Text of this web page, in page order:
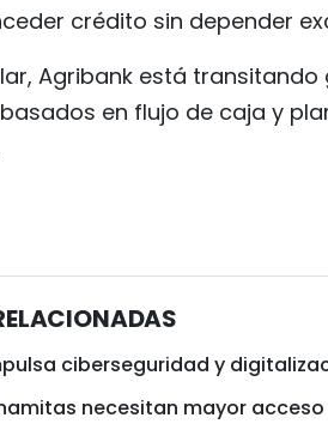
crédito sin depender
Agribank está
en flujo de caja y
ciberseguridad y
necesitan mayor